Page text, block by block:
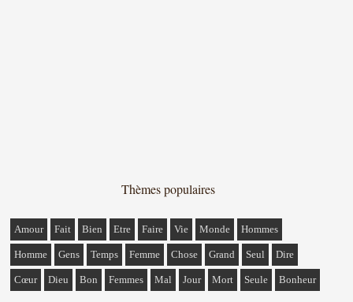
Thèmes populaires
Amour Fait Bien Etre Faire Vie Monde Hommes
Homme Gens Temps Femme Chose Grand Seul Dire
Cœur Dieu Bon Femmes Mal Jour Mort Seule Bonheur